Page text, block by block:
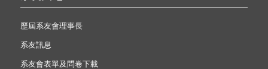
歷屆系友會理事長
系友訊息
系友會表單及問卷下載